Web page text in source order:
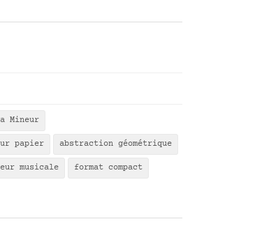
Mineur
papier abstraction géométrique
musicale format compact